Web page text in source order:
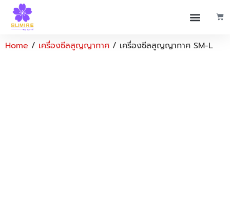
Home / เครื่องซีลสูญญากาศ / เครื่องซีลสูญญากาศ SM-L